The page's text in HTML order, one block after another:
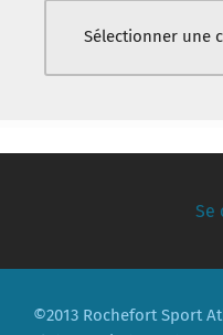
Se
©2013 Rochefort Sport